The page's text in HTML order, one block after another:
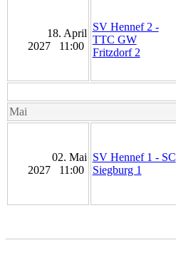
18. April
2027 11:00
SV Hennef 2 -
TTC GW
Fritzdorf 2
Mai
02. Mai
2027 11:00
SV Hennef 1 - SC
Siegburg 1